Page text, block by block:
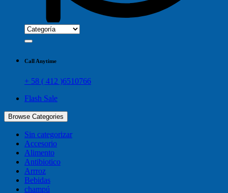
Call Anytime
+ 58 ( 412 )6510766
Flash Sale
Browse Categories
Sin categorizar
Accesorio
Alimento
Antibiotico
Arrroz
Bebidas
champú